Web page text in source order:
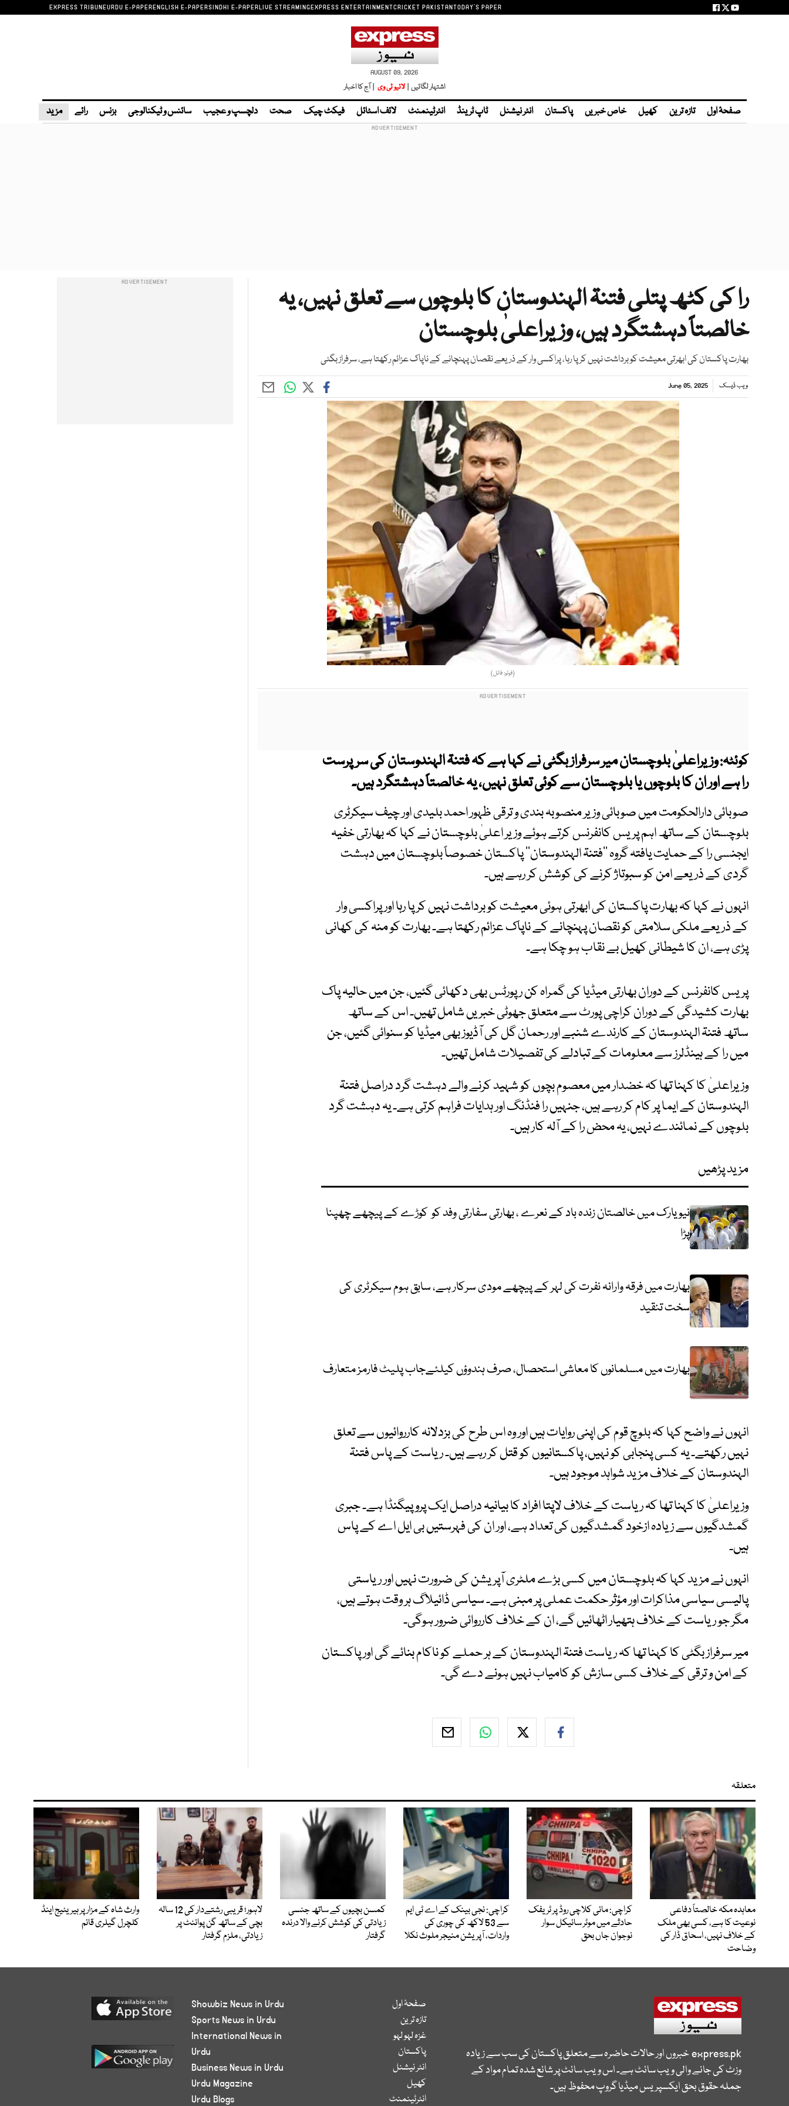
EXPRESS TRIBUNEURDU E-PAPERENGLISH E-PAPERSINDHI E-PAPERLIVE STREAMINGEXPRESS ENTERTAINMENTCRICKET PAKISTANTODAY'S PAPER
AUGUST 09, 2026
اشتہار لگائیں | لائیو ٹی وی | آج کا اخبار
صفحۂ اول تازہ ترین کھیل خاص خبریں پاکستان انٹر نیشنل ٹاپ ٹرینڈ انٹرٹینمنٹ لائف اسٹائل فیکٹ چیک صحت دلچسپ و عجیب سائنس و ٹیکنالوجی بزنس رائے مزید
را کی کٹھ پتلی فتنۃ الہندوستان کا بلوچوں سے تعلق نہیں، یہ
خالصتاً دہشتگرد ہیں، وزیراعلیٰ بلوچستان
بھارت پاکستان کی ابھرتی معیشت کو برداشت نہیں کر پا رہا، پراکسی وار کے ذریعے نقصان پہنچانے کے ناپاک عزائم رکھتا ہے، سرفراز بگٹی
ویب ڈیسک June 05, 2025
(فوٹو: فائل)
کوئٹہ:وزیراعلیٰ بلوچستان میر سرفراز بگٹی نے کہا ہے کہ فتنۃ الہندوستان کی سرپرست
را ہے اور ان کا بلوچوں یا بلوچستان سے کوئی تعلق نہیں، یہ خالصتاً دہشتگرد ہیں۔
صوبائی دارالحکومت میں صوبائی وزیر منصوبہ بندی و ترقی ظہور احمد بلیدی اور چیف سیکرٹری
بلوچستان کے ساتھ اہم پریس کانفرنس کرتے ہوئے وزیر اعلیٰ بلوچستان نے کہا کہ بھارتی خفیہ
ایجنسی را کے حمایت یافتہ گروہ ’’فتنۃ الہندوستان‘‘ پاکستان خصوصاً بلوچستان میں دہشت
گردی کے ذریعے امن کو سبوتاژ کرنے کی کوشش کر رہے ہیں۔
انہوں نے کہا کہ بھارت پاکستان کی ابھرتی ہوئی معیشت کو برداشت نہیں کر پا رہا اور پراکسی وار
کے ذریعے ملکی سلامتی کو نقصان پہنچانے کے ناپاک عزائم رکھتا ہے۔ بھارت کو منہ کی کھانی
پڑی ہے، ان کا شیطانی کھیل بے نقاب ہو چکا ہے۔
پریس کانفرنس کے دوران بھارتی میڈیا کی گمراہ کن رپورٹس بھی دکھائی گئیں، جن میں حالیہ پاک
بھارت کشیدگی کے دوران کراچی پورٹ سے متعلق جھوٹی خبریں شامل تھیں۔ اس کے ساتھ
ساتھ فتنۃ الہندوستان کے کارندے شنبے اور رحمان گل کی آڈیوز بھی میڈیا کو سنوائی گئیں، جن
میں را کے ہینڈلرز سے معلومات کے تبادلے کی تفصیلات شامل تھیں۔
وزیراعلیٰ کا کہنا تھا کہ خضدار میں معصوم بچوں کو شہید کرنے والے دہشت گرد دراصل فتنۃ
الہندوستان کے ایما پر کام کر رہے ہیں، جنہیں را فنڈنگ اور ہدایات فراہم کرتی ہے۔ یہ دہشت گرد
بلوچوں کے نمائندے نہیں، یہ محض را کے آلہ کار ہیں۔
مزید پڑھیں
نیویارک میں خالصتان زندہ باد کے نعرے ، بھارتی سفارتی وفد کو کوڑے کے پیچھے چھپنا
پڑا
بھارت میں فرقہ وارانہ نفرت کی لہر کے پیچھے مودی سرکار ہے، سابق ہوم سیکرٹری کی
سخت تنقید
بھارت میں مسلمانوں کا معاشی استحصال، صرف ہندوؤں کیلئےجاب پلیٹ فارمز متعارف
انہوں نے واضح کہا کہ بلوچ قوم کی اپنی روایات ہیں اور وہ اس طرح کی بزدلانہ کارروائیوں سے تعلق
نہیں رکھتے۔ یہ کسی پنجابی کو نہیں، پاکستانیوں کو قتل کر رہے ہیں۔ ریاست کے پاس فتنۃ
الہندوستان کے خلاف مزید شواہد موجود ہیں۔
وزیراعلیٰ کا کہنا تھا کہ ریاست کے خلاف لاپتا افراد کا بیانیہ دراصل ایک پروپیگنڈا ہے۔ جبری
گمشدگیوں سے زیادہ ازخود گمشدگیوں کی تعداد ہے، اور ان کی فہرستیں بی ایل اے کے پاس
ہیں۔
انہوں نے مزید کہا کہ بلوچستان میں کسی بڑے ملٹری آپریشن کی ضرورت نہیں اور ریاستی
پالیسی سیاسی مذاکرات اور مؤثر حکمت عملی پر مبنی ہے۔ سیاسی ڈائیلاگ ہر وقت ہوتے ہیں،
مگر جو ریاست کے خلاف ہتھیار اٹھائیں گے، ان کے خلاف کارروائی ضرور ہوگی۔
میر سرفراز بگٹی کا کہنا تھا کہ ریاست فتنۃ الہندوستان کے ہر حملے کو ناکام بنائے گی اور پاکستان
کے امن و ترقی کے خلاف کسی سازش کو کامیاب نہیں ہونے دے گی۔
متعلقہ
معاہدہ مکہ خالصتاً دفاعی
نوعیت کا ہے، کسی بھی ملک
کے خلاف نہیں، اسحاق ڈار کی
وضاحت
کراچی: مائی کلاچی روڈ پر ٹریفک
حادثے میں موٹر سائیکل سوار
نوجوان جاں بحق
کراچی: نجی بینک کے اے ٹی ایم
سے 53 لاکھ کی چوری کی
واردات، آپریشن منیجر ملوث نکلا
کمسن بچیوں کے ساتھ جنسی
زیادتی کی کوشش کرنے والا درندہ
گرفتار
لاہور؛ قریبی رشتےدار کی 12 سالہ
بچی کے ساتھ گن پوائنٹ پر
زیادتی، ملزم گرفتار
وارث شاہ کے مزار پر ہیریٹیج اینڈ
کلچرل گیلری قائم
express.pkخبروں اور حالات حاضرہ سے متعلق پاکستان کی سب سے زیادہ
وزٹ کی جانے والی ویب سائٹ ہے۔ اس ویب سائٹ پر شائع شدہ تمام مواد کے
جملہ حقوق بحق ایکسپریس میڈیا گروپ محفوظ ہیں۔
صفحۂ اول
تازہ ترین
غزہ لہو لہو
پاکستان
انٹر نیشنل
کھیل
انٹرٹینمنٹ
Showbiz News in Urdu
Sports News in Urdu
International News in
Urdu
Business News in Urdu
Urdu Magazine
Urdu Blogs